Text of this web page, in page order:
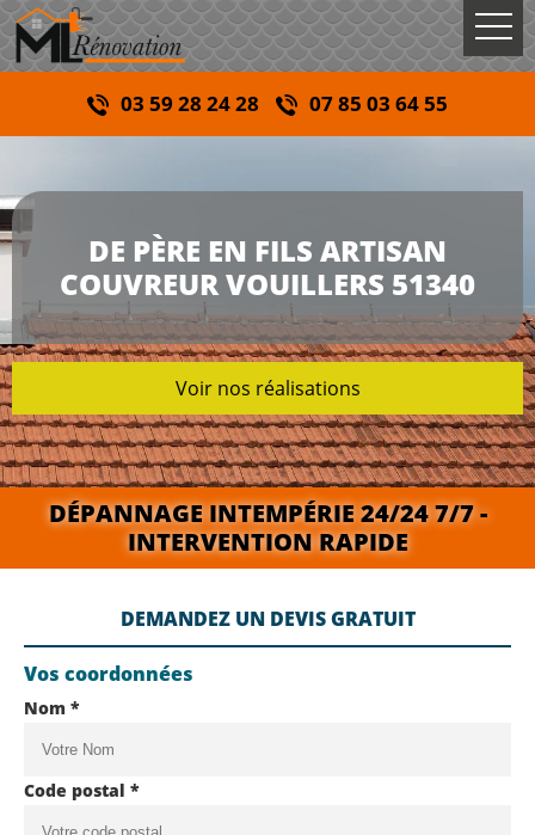
03 59 28 24 28 07 85 03 64 55
DE PÈRE EN FILS ARTISAN
COUVREUR VOUILLERS 51340
Voir nos réalisations
DÉPANNAGE INTEMPÉRIE 24/24 7/7 -
INTERVENTION RAPIDE
DEMANDEZ UN DEVIS GRATUIT
Vos coordonnées
Nom *
Code postal *